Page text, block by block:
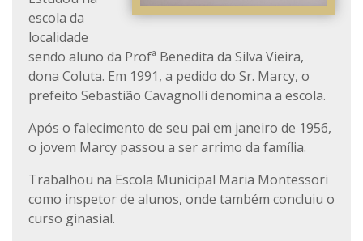
escola da
localidade
sendo aluno da Profª Benedita da Silva Vieira,
dona Coluta. Em 1991, a pedido do Sr. Marcy, o
prefeito Sebastião Cavagnolli denomina a escola.
Após o falecimento de seu pai em janeiro de 1956,
o jovem Marcy passou a ser arrimo da família.
Trabalhou na Escola Municipal Maria Montessori
como inspetor de alunos, onde também concluiu o
curso ginasial.